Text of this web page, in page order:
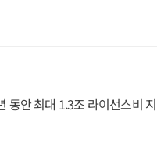
동안 최대 1.3조 라이선스비 지